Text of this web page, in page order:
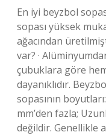
En iyi beyzbol
sopası yüksek
ağacından
var? ·
çubuklara göre
dayanıklıdır.
sopasının
mm’den fazla;
değildir. Genellikle